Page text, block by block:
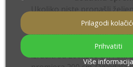
Ukoliko niste pronašli
ogledala ili Vam je potrebna
podjela, kontaktirajte nas
mailom. Najveća ogledala
izraditi su 200x300 cm i
Više informacija
Prilagodi
Prihvatiti